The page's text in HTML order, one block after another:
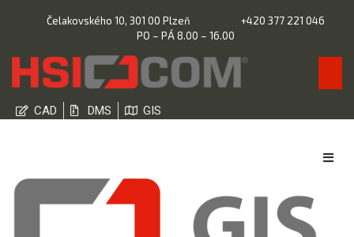
Čelakovského 10, 301 00 Plzeň
+420 377 221 046
PO – PÁ 8.00 – 16.00
CAD DMS GIS